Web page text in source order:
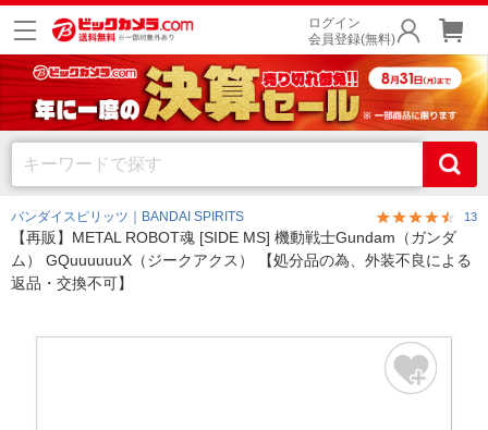
ログイン
会員登録(無料)
バンダイスピリッツ｜BANDAI SPIRITS 13
【再販】METAL ROBOT魂 [SIDE MS] 機動戦士Gundam（ガンダ
ム） GQuuuuuuX（ジークアクス） 【処分品の為、外装不良による
返品・交換不可】